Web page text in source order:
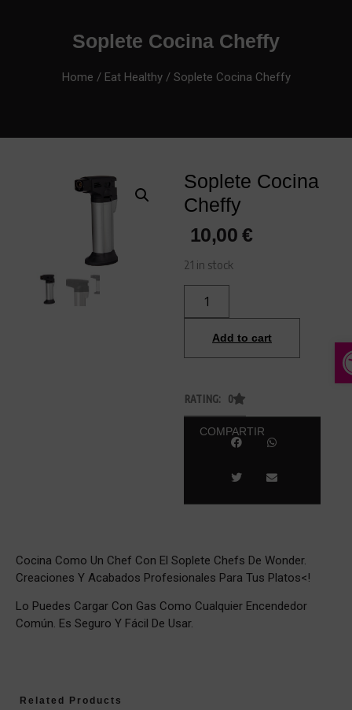
Soplete Cocina Cheffy
Home / Eat Healthy/ Soplete Cocina Cheffy
Soplete Cocina
Cheffy
10,00€
21 in stock
Add to cart
RATING: 0
COMPARTIR
Cocina Como Un Chef Con El Soplete Chefs De Wonder.
Creaciones Y Acabados Profesionales Para Tus Platos<!
Lo Puedes Cargar Con Gas Como Cualquier Encendedor
Común. Es Seguro Y Fácil De Usar.
Related Products